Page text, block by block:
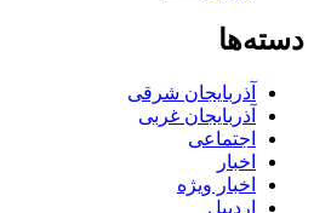
دسته‌ها
آذربایجان شرقی
آذربایجان غربی
اجتماعی
اخبار
اخبار ویژه
اردبیل